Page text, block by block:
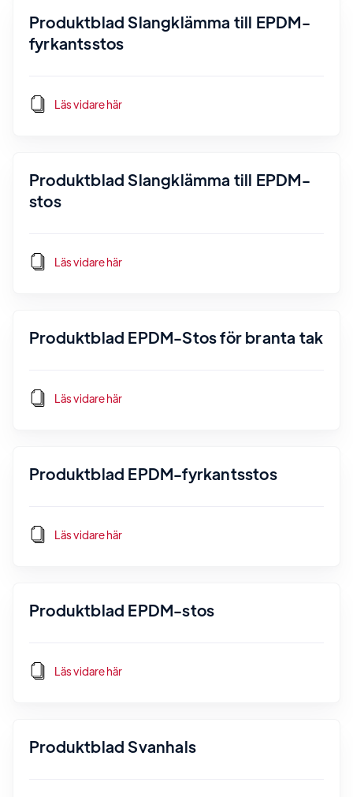
Produktblad Slangklämma till EPDM-
fyrkantsstos
Läs vidare här
Produktblad Slangklämma till EPDM-
stos
Läs vidare här
Produktblad EPDM-Stos för branta tak
Läs vidare här
Produktblad EPDM-fyrkantsstos
Läs vidare här
Produktblad EPDM-stos
Läs vidare här
Produktblad Svanhals